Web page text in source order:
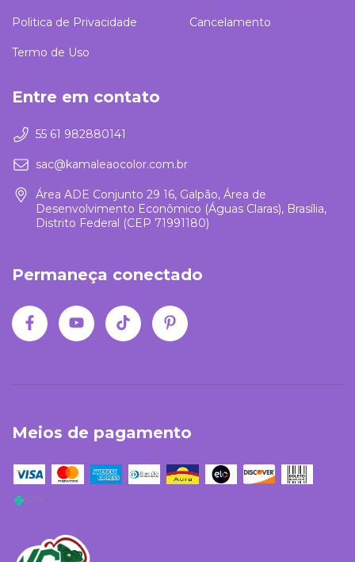
Politica de Privacidade
Termo de Uso
Cancelamento
Entre em contato
55 61 982880141
sac@kamaleaocolor.com.br
Área ADE Conjunto 29 16, Galpão, Área de
Desenvolvimento Econômico (Águas Claras), Brasília,
Distrito Federal (CEP 71991180)
Permaneça conectado
Meios de pagamento